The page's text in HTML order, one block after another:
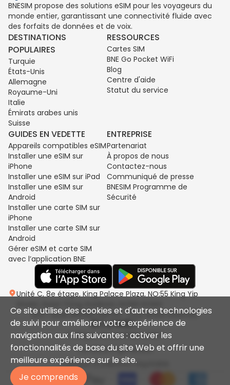
BNESIM propose des solutions eSIM pour les voyageurs du
monde entier, garantissant une connectivité fluide avec
des forfaits de données et de voix.
DESTINATIONS
POPULAIRES
Turquie
États-Unis
Allemagne
Royaume-Uni
Italie
Émirats arabes unis
Suisse
RESSOURCES
Cartes SIM
BNE Go Pocket WiFi
Blog
Centre d'aide
Statut du service
GUIDES EN VEDETTE
Appareils compatibles eSIM
Installer une eSIM sur
iPhone
Installer une eSIM sur iPad
Installer une eSIM sur
Android
Installer une carte SIM sur
iPhone
Installer une carte SIM sur
Android
Gérer eSIM et carte SIM
avec l’application BNE
ENTREPRISE
Partenariat
À propos de nous
Contactez-nous
Communiqué de presse
BNESIM Programme de
Sécurité
Unité C, 8e étage, King Palace Plaza, NO:55 King Yip
Street, Kwun Tong, Kowloon, HONG KONG
2017-2026 BNESIM LIMITED. Tous droits réservés.
Politique de confidentialité
Conditions générales
Politique d'utilisation équitable
Ce site utilise des cookies et d'autres technologies
de suivi pour améliorer votre expérience de
navigation aux fins suivantes : activer les
fonctionnalités de base du site Web et offrir une
meilleure expérience sur le site.
Je comprends